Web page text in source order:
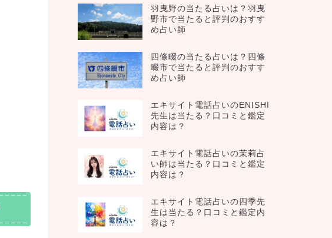
羽曳野の当たる占いは？羽曳
野市で当たると評判のおすす
め占い師
四條畷の当たる占いは？四條
畷市で当たると評判のおすす
め占い師
エキサイト電話占いのENISHI
先生は当たる？口コミと鑑定
内容は？
エキサイト電話占いの茉莉占
い師は当たる？口コミと鑑定
内容は？
エキサイト電話占いの四季先
生は当たる？口コミと鑑定内
容は？